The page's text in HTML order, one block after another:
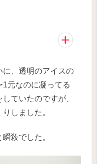
に、透明のアイスの
元なのに凝ってる
ていたのですが、
しました。
殺でした。